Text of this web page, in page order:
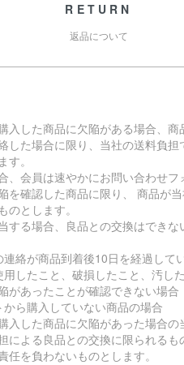
RETURN
返品について
入した商品に欠陥がある場合、商
した場合に限り、当社の送料負担
す。
、会員は速やかにお問い合わせフ
を確認した商品に限り、 商品が
のとします。
する場合、良品との交換はできな
連絡が商品到着後10日を経過して
用したこと、破損したこと、汚し
があったことが確認できない場合
から購入していない商品の場合
入した商品に欠陥があった場合の
による良品との交換に限られるも
任を負わないものとします。